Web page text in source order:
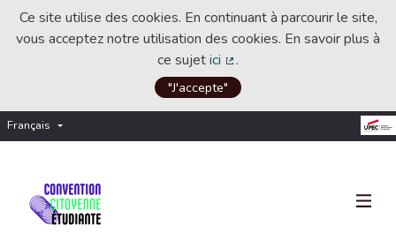
Ce site utilise des cookies. En continuant à parcourir le site,
vous acceptez notre utilisation des cookies. En savoir plus à
ce sujetici
(Lien externe)
.
"J'accepte"
Français Choisir la langue